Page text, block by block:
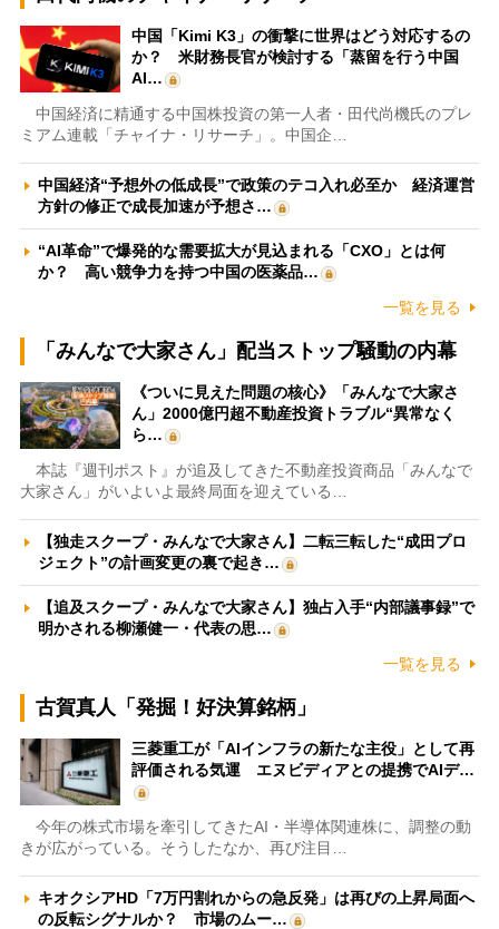
中国「Kimi K3」の衝撃に世界はどう対応するの
か？ 米財務長官が検討する「蒸留を行う中国
AI…
中国経済に精通する中国株投資の第一人者・田代尚機氏のプレ
ミアム連載「チャイナ・リサーチ」。中国企…
中国経済“予想外の低成長”で政策のテコ入れ必至か 経済運営
方針の修正で成長加速が予想さ…
“AI革命”で爆発的な需要拡大が見込まれる「CXO」とは何
か？ 高い競争力を持つ中国の医薬品…
一覧を見る
「みんなで大家さん」配当ストップ騒動の内幕
《ついに見えた問題の核心》「みんなで大家さ
ん」2000億円超不動産投資トラブル“異常なく
ら…
本誌『週刊ポスト』が追及してきた不動産投資商品「みんなで
大家さん」がいよいよ最終局面を迎えている…
【独走スクープ・みんなで大家さん】二転三転した“成田プロ
ジェクト”の計画変更の裏で起き…
【追及スクープ・みんなで大家さん】独占入手“内部議事録”で
明かされる柳瀬健一・代表の思…
一覧を見る
古賀真人「発掘！好決算銘柄」
三菱重工が「AIインフラの新たな主役」として再
評価される気運 エヌビディアとの提携でAIデ…
今年の株式市場を牽引してきたAI・半導体関連株に、調整の動
きが広がっている。そうしたなか、再び注目…
キオクシアHD「7万円割れからの急反発」は再びの上昇局面へ
の反転シグナルか？ 市場のムー…